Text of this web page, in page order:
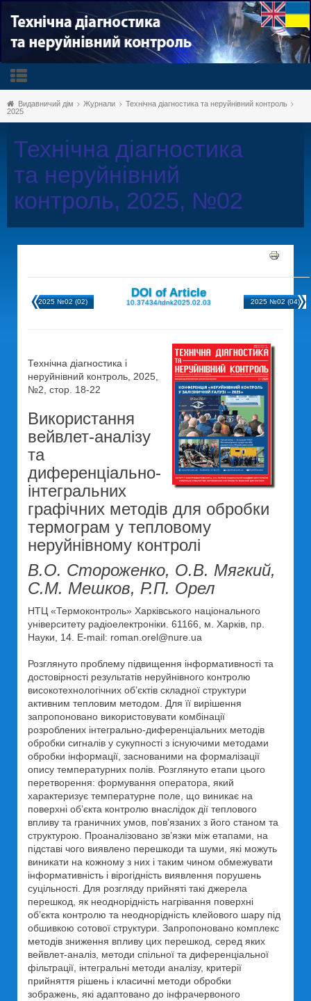
Видавничий дім Журнали
Технічна діагностика та неруйнівний контроль
2025
Технічна діагностика
та неруйнівний
контроль, 2025, №02
2025 №02 (02)
DOI of Article
10.37434/tdnk2025.02.03 2025 №02 (04)
Технічна діагностика і
неруйнівний контроль, 2025,
№2, стор. 18-22
Використання
вейвлет-аналізу
та
диференціально-
інтегральних
графічних методів для обробки
термограм у тепловому
неруйнівному контролі
В.О. Стороженко, О.В. Мягкий,
С.М. Мешков, Р.П. Орел
НТЦ «Термоконтроль» Харківського національного
університету радіоелектроніки. 61166, м. Харків, пр.
Науки, 14. E-mail: roman.orel@nure.ua
Розглянуто проблему підвищення інформативності та
достовірності результатів неруйнівного контролю
високотехнологічних об’єктів складної структури
активним тепловим методом. Для її вирішення
запропоновано використовувати комбінації
розроблених інтегрально-диференціальних методів
обробки сигналів у сукупності з існуючими методами
обробки інформації, заснованими на формалізації
опису температурних полів. Розглянуто етапи цього
перетворення: формування оператора, який
характеризує температурне поле, що виникає на
поверхні об’єкта контролю внаслідок дії теплового
впливу та граничних умов, пов’язаних з його станом та
структурою. Проаналізовано зв’язки між етапами, на
підставі чого виявлено перешкоди та шуми, які можуть
виникати на кожному з них і таким чином обмежувати
інформативність і вірогідність виявлення порушень
суцільності. Для розгляду прийняті такі джерела
перешкод, як неоднорідність нагрівання поверхні
об’єкта контролю та неоднорідність клейового шару під
обшивкою сотової структури. Запропоновано комплекс
методів зниження впливу цих перешкод, серед яких
вейвлет-аналіз, методи спільної та диференціальної
фільтрації, інтегральні методи аналізу, критерії
прийняття рішень і класичні методи обробки
зображень, які адаптовано до інфрачервоного